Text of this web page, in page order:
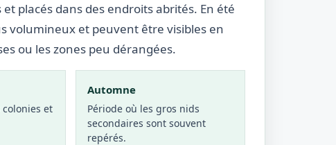
placés dans des endroits abrités. En été
volumineux et peuvent être visibles en
ou les zones peu dérangées.
et
Automne
Période où les gros nids
secondaires sont souvent
repérés.